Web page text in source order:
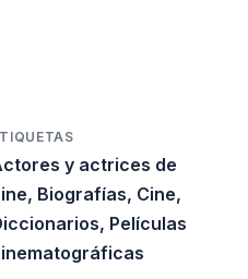
y actrices de
, Biografías, Cine,
, Películas